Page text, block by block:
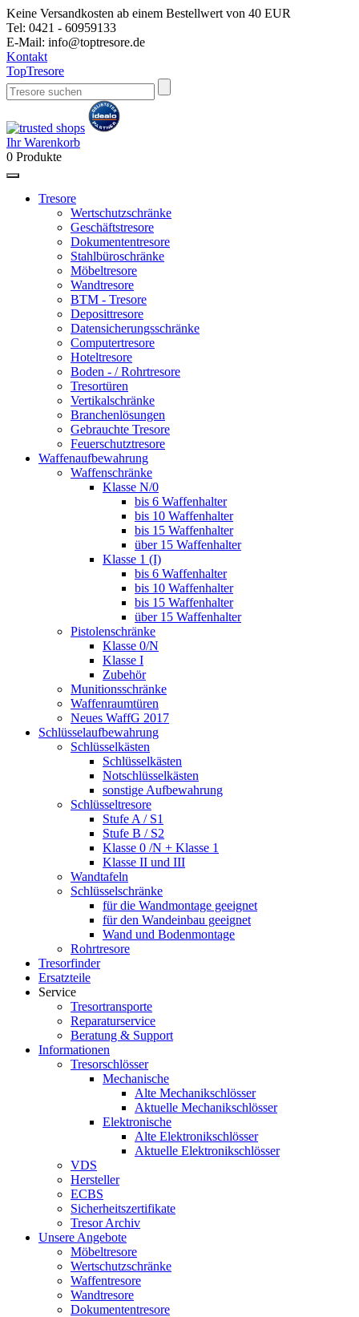
Keine Versandkosten ab einem Bestellwert von 40 EUR
Tel: 0421 - 60959133
E-Mail: info@toptresore.de
Kontakt
TopTresore
Ihr Warenkorb
0 Produkte
Tresore
Wertschutzschränke
Geschäftstresore
Dokumententresore
Stahlbüroschränke
Möbeltresore
Wandtresore
BTM - Tresore
Deposittresore
Datensicherungsschränke
Computertresore
Hoteltresore
Boden - / Rohrtresore
Tresortüren
Vertikalschränke
Branchenlösungen
Gebrauchte Tresore
Feuerschutztresore
Waffenaufbewahrung
Waffenschränke
Klasse N/0
bis 6 Waffenhalter
bis 10 Waffenhalter
bis 15 Waffenhalter
über 15 Waffenhalter
Klasse 1 (I)
bis 6 Waffenhalter
bis 10 Waffenhalter
bis 15 Waffenhalter
über 15 Waffenhalter
Pistolenschränke
Klasse 0/N
Klasse I
Zubehör
Munitionsschränke
Waffenraumtüren
Neues WaffG 2017
Schlüsselaufbewahrung
Schlüsselkästen
Schlüsselkästen
Notschlüsselkästen
sonstige Aufbewahrung
Schlüsseltresore
Stufe A / S1
Stufe B / S2
Klasse 0 /N + Klasse 1
Klasse II und III
Wandtafeln
Schlüsselschränke
für die Wandmontage geeignet
für den Wandeinbau geeignet
Wand und Bodenmontage
Rohrtresore
Tresorfinder
Ersatzteile
Service
Tresortransporte
Reparaturservice
Beratung & Support
Informationen
Tresorschlösser
Mechanische
Alte Mechanikschlösser
Aktuelle Mechanikschlösser
Elektronische
Alte Elektronikschlösser
Aktuelle Elektronikschlösser
VDS
Hersteller
ECBS
Sicherheitszertifikate
Tresor Archiv
Unsere Angebote
Möbeltresore
Wertschutzschränke
Waffentresore
Wandtresore
Dokumententresore